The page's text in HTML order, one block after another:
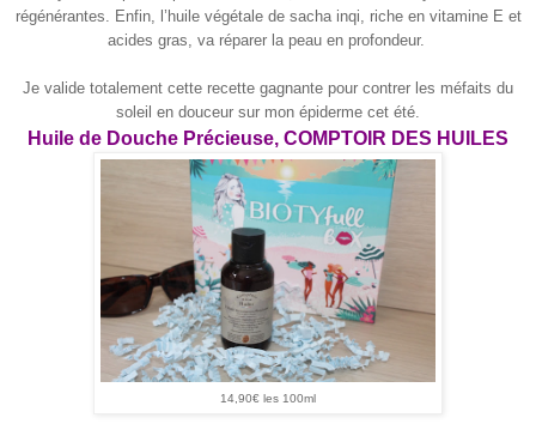
régénérantes. Enfin, l’huile végétale de sacha inqi, riche en vitamine E et
acides gras, va réparer la peau en profondeur.
Je valide totalement cette recette gagnante pour contrer les méfaits du
soleil en douceur sur mon épiderme cet été.
Huile de Douche Précieuse, COMPTOIR DES HUILES
14,90€ les 100ml